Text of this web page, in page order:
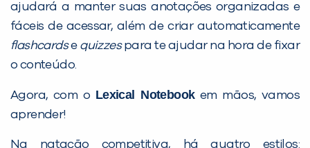
ajudará a manter suas anotações organizadas e
fáceis de acessar, além de criar automaticamente
flashcardsequizzespara te ajudar na hora de fixar
o conteúdo.
Agora, com o Lexical Notebookem mãos, vamos
aprender!
Na natação competitiva, há quatro estilos: